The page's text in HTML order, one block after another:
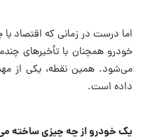
اما درست در زمانی که اقتصاد
خودرو همچنان با تأخیرهای
می‌شود. همین نقطه، یکی از
داده است.
یک خودرو از چه چیزی ساخته